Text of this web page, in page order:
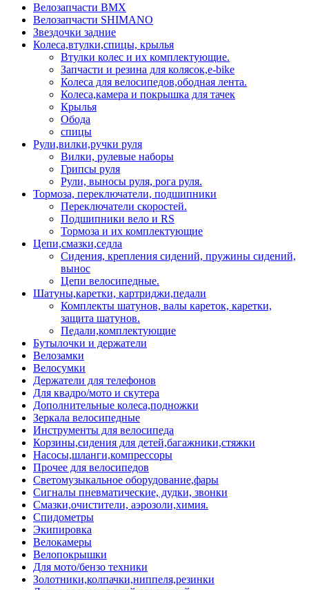
Велозапчасти BMX
Велозапчасти SHIMANO
Звездочки задние
Колеса,втулки,спицы, крылья
Втулки колес и их комплектующие.
Запчасти и резина для колясок,e-bike
Колеса для велосипедов,ободная лента.
Колеса,камера и покрышка для тачек
Крылья
Обода
спицы
Рули,вилки,ручки руля
Вилки, рулевые наборы
Грипсы руля
Рули, выносы руля, рога руля.
Тормоза, переключатели, подшипники
Переключатели скоростей.
Подшипники вело и RS
Тормоза и их комплектующие
Цепи,смазки,седла
Сидения, крепления сидений, пружины сидений,
вынос
Цепи велосипедные.
Шатуны,каретки, картриджи,педали
Комплекты шатунов, валы кареток, каретки,
защита шатунов.
Педали,комплектующие
Бутылочки и держатели
Велозамки
Велосумки
Держатели для телефонов
Для квадро/мото и скутера
Дополнительные колеса,подножки
Зеркала велосипедные
Инструменты для велосипеда
Корзины,сидения для детей,багажники,стяжки
Насосы,шланги,компрессоры
Прочее для велосипедов
Светомузыкальное оборудование,фары
Сигналы пневматические, дудки, звонки
Смазки,очистители, аэрозоли,химия.
Спидометры
Экипировка
Велокамеры
Велопокрышки
Для мото/бензо техники
Золотники,колпачки,ниппеля,резинки